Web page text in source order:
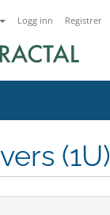
Logg inn Registrer
(1U)